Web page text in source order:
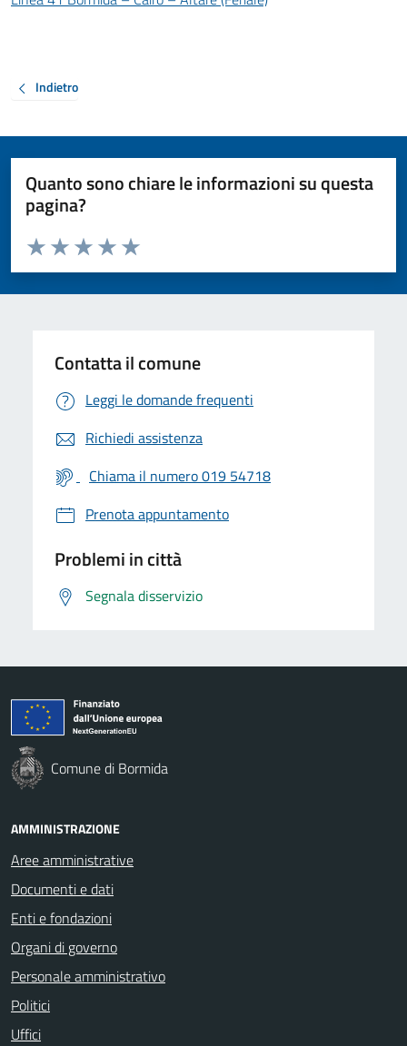
Indietro
Quanto sono chiare le informazioni su questa
pagina?
Valuta da 1 a 5 stelle la pagina
Valuta 5 stelle su 5
Valuta 4 stelle su 5
Valuta 3 stelle su 5
Valuta 2 stelle su 5
Valuta 1 stelle su 5
Contatta il comune
Leggi le domande frequenti
Richiedi assistenza
Chiama il numero 019 54718
Prenota appuntamento
Problemi in città
Segnala disservizio
Comune di Bormida
AMMINISTRAZIONE
Aree amministrative
Documenti e dati
Enti e fondazioni
Organi di governo
Personale amministrativo
Politici
Uffici